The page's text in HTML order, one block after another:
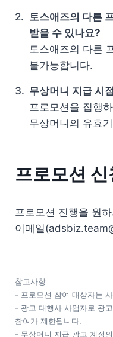
토스애즈의 다른
받을 수 있나요?
토스애즈의 다른
불가능합니다.
무상머니 지급 시
프로모션을 집행
무상머니의 유효
프로모션
프로모션 진행을 원
이메일
- 프로모션 참여 대상자는
- 광고 대행사 사업자로 광
참여가 제한됩니다.
- 무상머니 지급 광고 계정